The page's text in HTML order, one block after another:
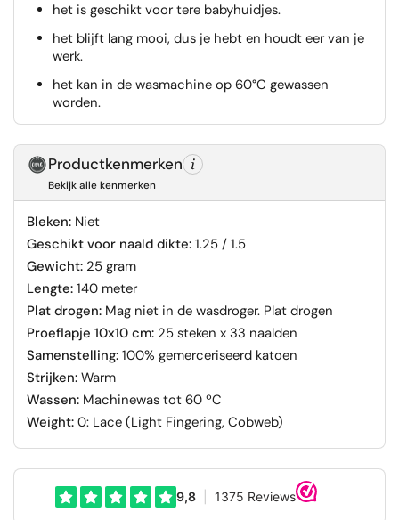
het is geschikt voor tere babyhuidjes.
het blijft lang mooi, dus je hebt en houdt eer van je
werk.
het kan in de wasmachine op 60°C gewassen
worden.
Productkenmerken
Bekijk alle kenmerken
Bleken:Niet
Geschikt voor naald dikte:1.25 / 1.5
Gewicht:25 gram
Lengte:140 meter
Plat drogen:Mag niet in de wasdroger. Plat drogen
Proeflapje 10x10 cm:25 steken x 33 naalden
Samenstelling:100% gemerceriseerd katoen
Strijken:Warm
Wassen:Machinewas tot 60 ºC
Weight:0: Lace (Light Fingering, Cobweb)